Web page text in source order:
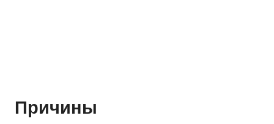
Причины